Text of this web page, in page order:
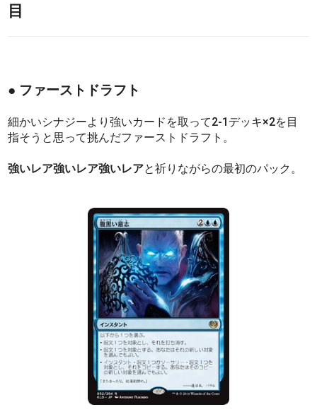
目
● ファーストドラフト
細かいシナジーより強いカードを取って2-1デッキ×2を目
指そうと思って挑んだファーストドラフト。
強いレア強いレア強いレアと祈りながらの最初のパック。